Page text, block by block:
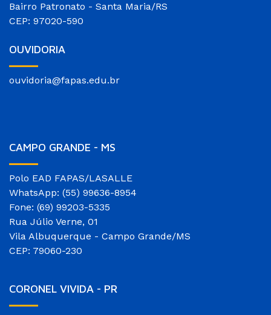
Bairro Patronato - Santa Maria/RS
CEP: 97020-590
OUVIDORIA
ouvidoria@fapas.edu.br
CAMPO GRANDE - MS
Polo EAD FAPAS/LASALLE
WhatsApp: (55) 99636-8954
Fone: (69) 99203-5335
Rua Júlio Verne, 01
Vila Albuquerque - Campo Grande/MS
CEP: 79060-230
CORONEL VIVIDA - PR